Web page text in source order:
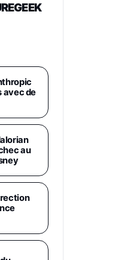
avec
Noir,
Tiers)
Bleu
Tiers)
Violet
Audio
avec de
au